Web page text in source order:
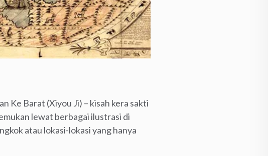
Ke Barat (Xiyou Ji) – kisah kera sakti
lewat berbagai ilustrasi di
atau lokasi-lokasi yang hanya